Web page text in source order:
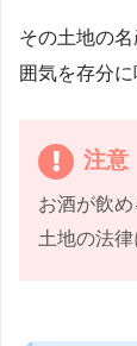
その土地の
囲気を存分
注意
お酒が飲
土地の法律